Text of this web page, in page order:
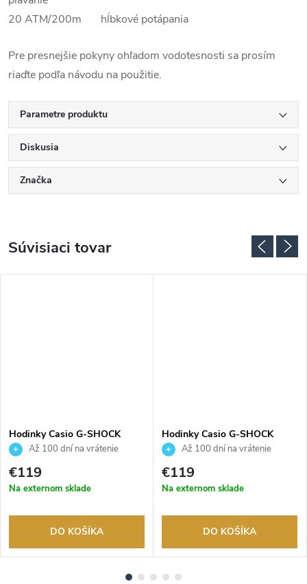
20 ATM/200m hĺbkové potápania
Pre presnejšie pokyny ohľadom vodotesnosti sa prosím
riaďte podľa návodu na použitie.
Parametre produktu
Diskusia
Značka
Súvisiaci tovar
Hodinky Casio G-SHOCK
GMA-P2100PC-1AER
Až 100 dní na vrátenie
tovaru. Autorizovaný predajca.
€119
Na externom sklade
DO KOŠÍKA
Hodinky Casio G-SHOCK
GMA-P2100PC-4AER
Až 100 dní na vrátenie
tovaru. Autorizovaný predajca.
€119
Na externom sklade
DO KOŠÍKA